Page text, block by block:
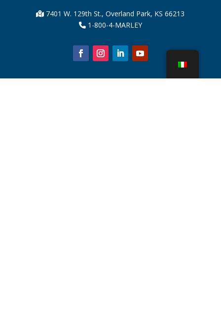
7401 W. 129th St., Overland Park, KS 66213
1-800-4-MARLEY